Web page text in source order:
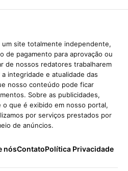
um site totalmente independente,
de pagamento para aprovação ou
de nossos redatores trabalharem
integridade e atualidade das
nosso conteúdo pode ficar
Sobre as publicidades,
que é exibido em nosso portal,
por serviços prestados por
de anúncios.
nósContatoPolítica Privacidade